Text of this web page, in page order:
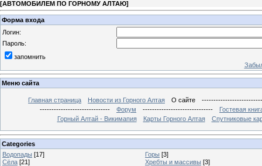
[АВТОМОБИЛЕМ ПО ГОРНОМУ АЛТАЮ]
Форма входа
Логин:
Пароль:
запомнить
Меню сайта
Главная страница Новости из Горного Алтая О сайте
------------------------------
Форум ------------------------------
Гостевая
Горный Алтай - Викимапия
Карты Горного Алтая Спутниковые
Categories
Водопады [17] Горы [3]
Сёла [21] Хребты и массивы [3]